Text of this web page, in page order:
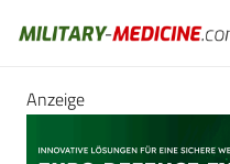
Anzeige